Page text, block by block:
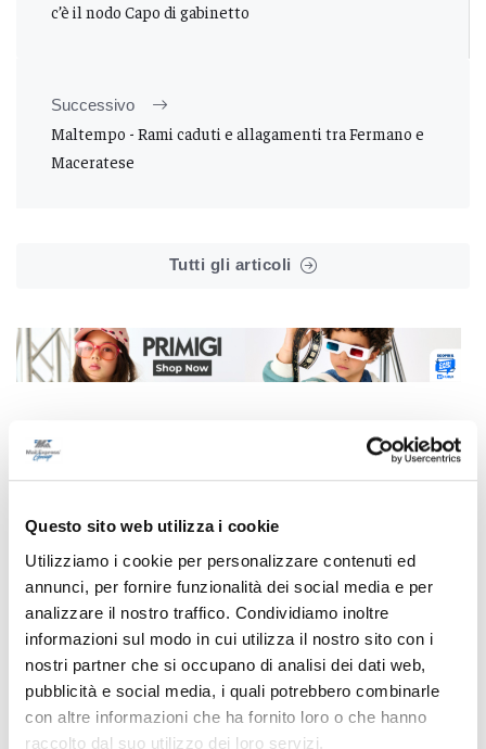
Questo sito web utilizza i cookie
Utilizziamo i cookie per personalizzare contenuti ed
annunci, per fornire funzionalità dei social media e per
analizzare il nostro traffico. Condividiamo inoltre
informazioni sul modo in cui utilizza il nostro sito con i
nostri partner che si occupano di analisi dei dati web,
pubblicità e social media, i quali potrebbero combinarle
con altre informazioni che ha fornito loro o che hanno
raccolto dal suo utilizzo dei loro servizi.
c’è il nodo Capo di gabinetto
Successivo
Maltempo - Rami caduti e allagamenti tra Fermano e
Maceratese
Tutti gli articoli
Correlati